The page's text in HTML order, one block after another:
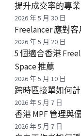
提升成交率的專
2026 年 5 月 30 日
Freelancer 應對
2026 年 5 月 20 日
5 個適合香港
Space 推薦
2026 年 5 月 10 日
跨時區接單如何
2026 年 5 月 7 日
香港 MPF 管理與
2026 年 5 月 7 日